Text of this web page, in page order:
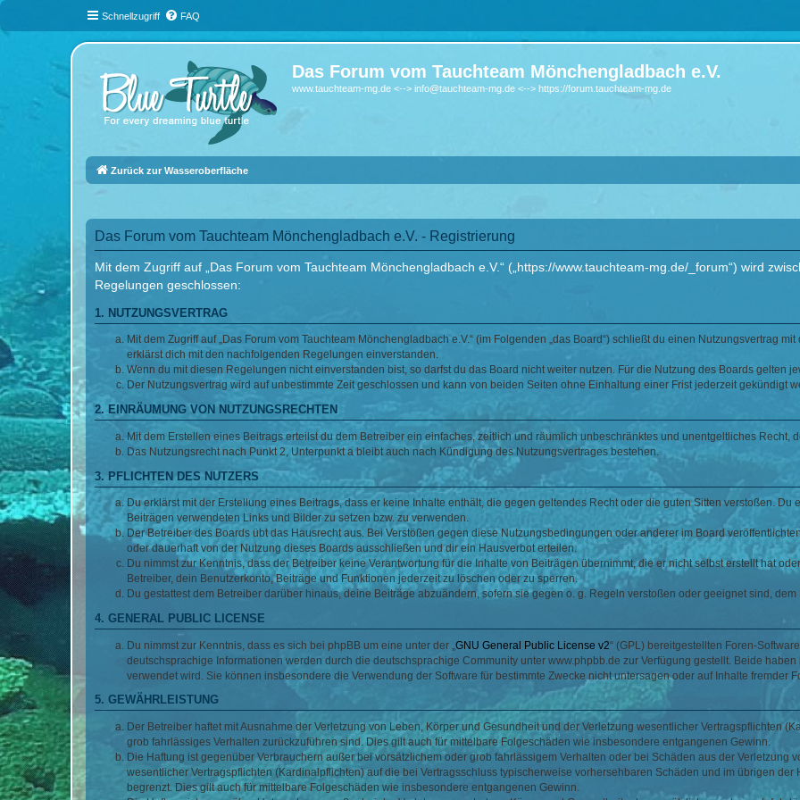
Schnellzugriff FAQ
Das Forum vom Tauchteam Mönchengladbach e.V.
www.tauchteam-mg.de <--> info@tauchteam-mg.de <--> https://forum.tauchteam-mg.de
Zurück zur Wasseroberfläche
Das Forum vom Tauchteam Mönchengladbach e.V. - Registrierung
Mit dem Zugriff auf „Das Forum vom Tauchteam Mönchengladbach e.V.“ („https://www.tauchteam-mg.de/_forum“) wird
Regelungen geschlossen:
1. NUTZUNGSVERTRAG
Mit dem Zugriff auf „Das Forum vom Tauchteam Mönchengladbach e.V.“ (im Folgenden „das Board“) schließt du einen Nutzungsvertrag
erklärst dich mit den nachfolgenden Regelungen einverstanden.
Wenn du mit diesen Regelungen nicht einverstanden bist, so darfst du das Board nicht weiter nutzen. Für die Nutzung des Boards gelten
Der Nutzungsvertrag wird auf unbestimmte Zeit geschlossen und kann von beiden Seiten ohne Einhaltung einer Frist jederzeit gekündigt
2. EINRÄUMUNG VON NUTZUNGSRECHTEN
Mit dem Erstellen eines Beitrags erteilst du dem Betreiber ein einfaches, zeitlich und räumlich unbeschränktes und unentgeltliches Recht,
Das Nutzungsrecht nach Punkt 2, Unterpunkt a bleibt auch nach Kündigung des Nutzungsvertrages bestehen.
3. PFLICHTEN DES NUTZERS
Du erklärst mit der Erstellung eines Beitrags, dass er keine Inhalte enthält, die gegen geltendes Recht oder die guten Sitten verstoßen.
Beiträgen verwendeten Links und Bilder zu setzen bzw. zu verwenden.
Der Betreiber des Boards übt das Hausrecht aus. Bei Verstößen gegen diese Nutzungsbedingungen oder anderer im Board
oder dauerhaft von der Nutzung dieses Boards ausschließen und dir ein Hausverbot erteilen.
Du nimmst zur Kenntnis, dass der Betreiber keine Verantwortung für die Inhalte von Beiträgen übernimmt, die er nicht selbst erstellt hat
Betreiber, dein Benutzerkonto, Beiträge und Funktionen jederzeit zu löschen oder zu sperren.
Du gestattest dem Betreiber darüber hinaus, deine Beiträge abzuändern, sofern sie gegen o. g. Regeln verstoßen oder geeignet sind,
4. GENERAL PUBLIC LICENSE
Du nimmst zur Kenntnis, dass es sich bei phpBB um eine unter der „ GNU General Public License v2“ (GPL) bereitgestellten Foren-
deutschsprachige Informationen werden durch die deutschsprachige Community unter www.phpbb.de zur Verfügung gestellt. Beide
verwendet wird. Sie können insbesondere die Verwendung der Software für bestimmte Zwecke nicht untersagen oder auf Inhalte fremder
5. GEWÄHRLEISTUNG
Der Betreiber haftet mit Ausnahme der Verletzung von Leben, Körper und Gesundheit und der Verletzung wesentlicher Vertragspflichten
grob fahrlässiges Verhalten zurückzuführen sind. Dies gilt auch für mittelbare Folgeschäden wie insbesondere entgangenen Gewinn.
Die Haftung ist gegenüber Verbrauchern außer bei vorsätzlichem oder grob fahrlässigem Verhalten oder bei Schäden aus der Verletzung
wesentlicher Vertragspflichten (Kardinalpflichten) auf die bei Vertragsschluss typischerweise vorhersehbaren Schäden und im übrigen
begrenzt. Dies gilt auch für mittelbare Folgeschäden wie insbesondere entgangenen Gewinn.